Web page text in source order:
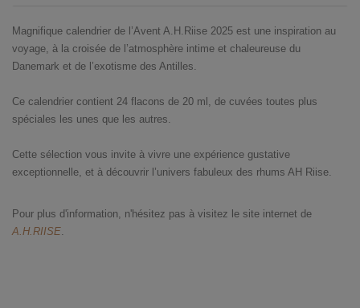
Magnifique calendrier de l’Avent A.H.Riise 2025 est une inspiration au
voyage, à la croisée de l’atmosphère intime et chaleureuse du
Danemark et de l’exotisme des Antilles.
Ce calendrier contient 24 flacons de 20 ml, de cuvées toutes plus
spéciales les unes que les autres.
Cette sélection vous invite à vivre une expérience gustative
exceptionnelle, et à découvrir l’univers fabuleux des rhums AH Riise.
Pour plus d'information, n'hésitez pas à visitez le site internet de
A.H.RIISE.